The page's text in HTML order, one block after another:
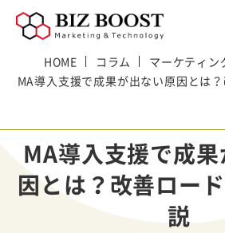
HOME コラム
マーケティン
MA導入支援で成果が出ない原因とは
MA導入支援で成
因とは？改善ロー
説